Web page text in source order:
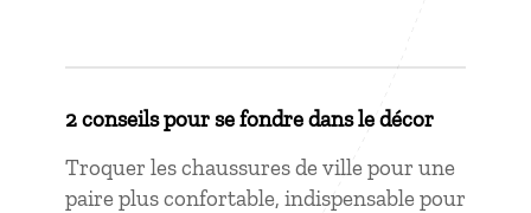
2 conseils pour se fondre dans le décor
Troquer les chaussures de ville pour une
paire plus confortable, indispensable pour